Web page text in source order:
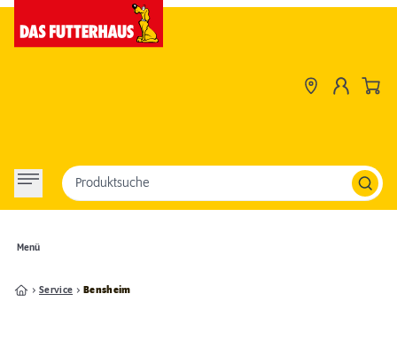
Menü
Produktsuche
Service Bensheim